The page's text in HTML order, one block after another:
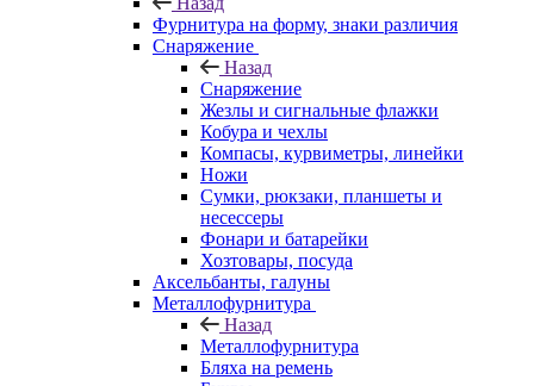
Фурнитура на форму, знаки различия
Снаряжение
Назад
Снаряжение
Жезлы и сигнальные флажки
Кобура и чехлы
Компасы, курвиметры, линейки
Ножи
Сумки, рюкзаки, планшеты и
несессеры
Фонари и батарейки
Хозтовары, посуда
Аксельбанты, галуны
Металлофурнитура
Назад
Металлофурнитура
Бляха на ремень